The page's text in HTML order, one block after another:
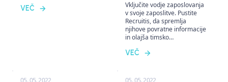
VEČ
Vključite vodje zaposlovanja
v svoje zaposlitve. Pustite
Recruitis, da spremlja
njihove povratne informacije
in olajša timsko
VEČ
05. 05. 2022 05. 05. 2022